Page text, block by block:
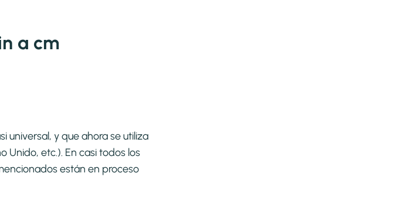
a cm
universal, y que ahora se utiliza
Unido, etc.). En casi todos los
están en proceso